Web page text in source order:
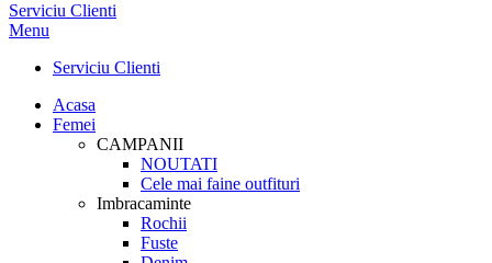
Serviciu Clienti
Menu
Serviciu Clienti
Acasa
Femei
CAMPANII
NOUTATI
Cele mai faine outfituri
Imbracaminte
Rochii
Fuste